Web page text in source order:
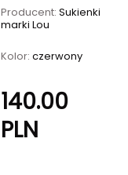
Producent:Sukienki
marki Lou
Kolor:czerwony
140.00
PLN